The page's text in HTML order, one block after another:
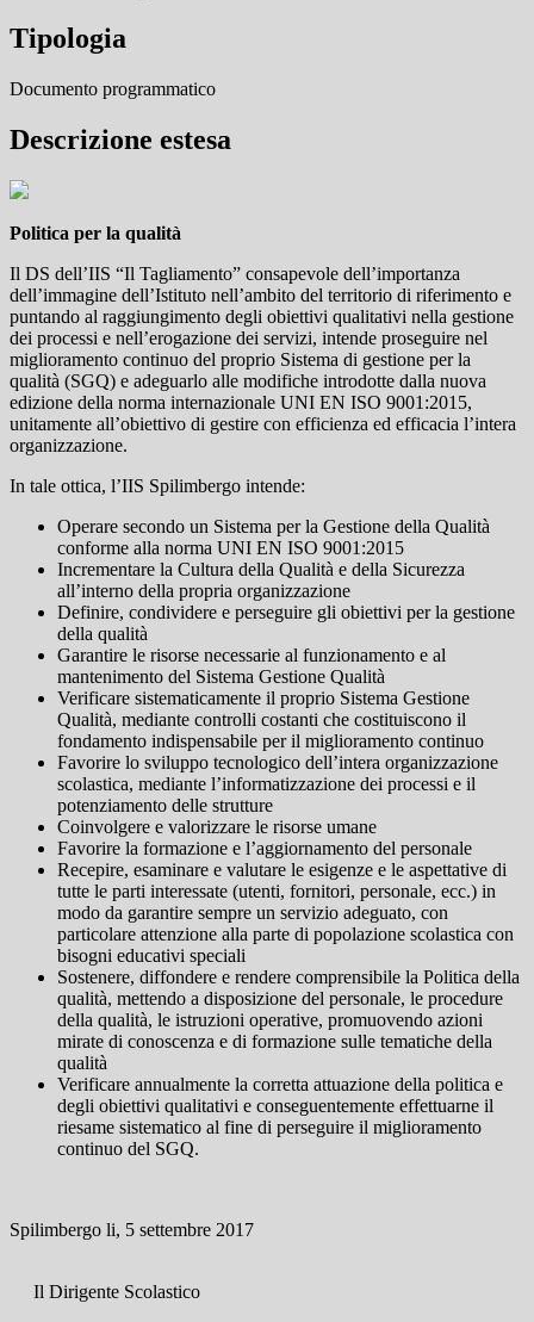
Tipologia
Documento programmatico
Descrizione estesa
Politica per la qualità
Il DS dell’IIS “Il Tagliamento” consapevole dell’importanza
dell’immagine dell’Istituto nell’ambito del territorio di riferimento e
puntando al raggiungimento degli obiettivi qualitativi nella gestione
dei processi e nell’erogazione dei servizi, intende proseguire nel
miglioramento continuo del proprio Sistema di gestione per la
qualità (SGQ) e adeguarlo alle modifiche introdotte dalla nuova
edizione della norma internazionale UNI EN ISO 9001:2015,
unitamente all’obiettivo di gestire con efficienza ed efficacia l’intera
organizzazione.
In tale ottica, l’IIS Spilimbergo intende:
Operare secondo un Sistema per la Gestione della Qualità
conforme alla norma UNI EN ISO 9001:2015
Incrementare la Cultura della Qualità e della Sicurezza
all’interno della propria organizzazione
Definire, condividere e perseguire gli obiettivi per la gestione
della qualità
Garantire le risorse necessarie al funzionamento e al
mantenimento del Sistema Gestione Qualità
Verificare sistematicamente il proprio Sistema Gestione
Qualità, mediante controlli costanti che costituiscono il
fondamento indispensabile per il miglioramento continuo
Favorire lo sviluppo tecnologico dell’intera organizzazione
scolastica, mediante l’informatizzazione dei processi e il
potenziamento delle strutture
Coinvolgere e valorizzare le risorse umane
Favorire la formazione e l’aggiornamento del personale
Recepire, esaminare e valutare le esigenze e le aspettative di
tutte le parti interessate (utenti, fornitori, personale, ecc.) in
modo da garantire sempre un servizio adeguato, con
particolare attenzione alla parte di popolazione scolastica con
bisogni educativi speciali
Sostenere, diffondere e rendere comprensibile la Politica della
qualità, mettendo a disposizione del personale, le procedure
della qualità, le istruzioni operative, promuovendo azioni
mirate di conoscenza e di formazione sulle tematiche della
qualità
Verificare annualmente la corretta attuazione della politica e
degli obiettivi qualitativi e conseguentemente effettuarne il
riesame sistematico al fine di perseguire il miglioramento
continuo del SGQ.
Spilimbergo li, 5 settembre 2017
Il Dirigente Scolastico